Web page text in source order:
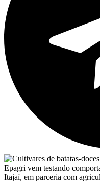
Epagri vem testando
Itajaí, em parceria com